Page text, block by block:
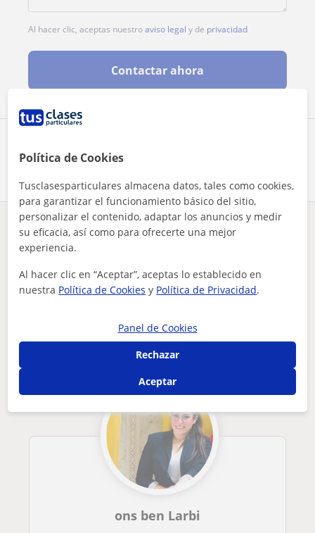
Al hacer clic, aceptas nuestroaviso legal y de privacidad
Contactar ahora
¿Hay algún error en este perfil?Cuéntanos
Tus clases particulares Francés
Barcelona
enseñar el francés a alumnos que no lo hablan
que pueden interesarte
ons ben Larbi
Política de Cookies
Tusclasesparticulares almacena datos, tales como cookies,
para garantizar el funcionamiento básico del sitio,
personalizar el contenido, adaptar los anuncios y medir
su eficacia, así como para ofrecerte una mejor
experiencia.
Al hacer clic en “Aceptar”, aceptas lo establecido en
nuestra Política de Cookies y Política de Privacidad.
Panel de Cookies
Rechazar
Aceptar